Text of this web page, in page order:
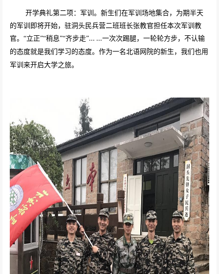
开学典礼第二项：军训。新生们在军训场地集合，为期半天
的军训即将开始，驻洞头民兵营二班班长张教官担任本次军训教
官。“立正”“稍息”“齐步走”... ...一次次踢腿，一轮轮方步，不认输
的态度就是我们学习的态度。作为一名北语网院的新生，我们也用
军训来开启大学之旅。